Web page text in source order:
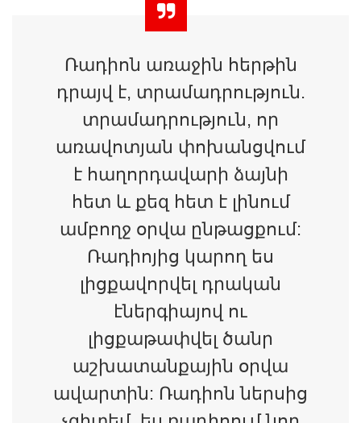
Ռադիոն առաջին հերթին
դրայվ է, տրամադրություն.
տրամադրություն, որ
առավոտյան փոխանցվում
է հաղորդավարի ձայնի
հետ և քեզ հետ է լինում
ամբողջ օրվա ընթացքում:
Ռադիոյից կարող ես
լիցքավորվել դրական
էներգիայով ու
լիցքաթափվել ծանր
աշխատանքային օրվա
ավարտին: Ռադիոն ներսից